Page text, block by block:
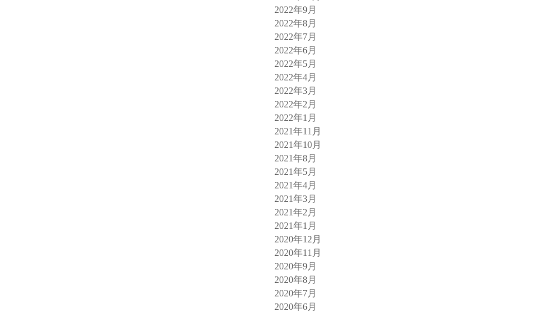
2022年9月
2022年8月
2022年7月
2022年6月
2022年5月
2022年4月
2022年3月
2022年2月
2022年1月
2021年11月
2021年10月
2021年8月
2021年5月
2021年4月
2021年3月
2021年2月
2021年1月
2020年12月
2020年11月
2020年9月
2020年8月
2020年7月
2020年6月